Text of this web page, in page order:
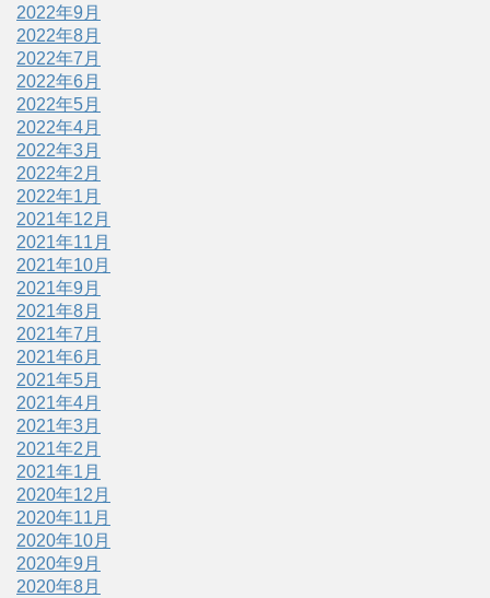
2022年9月
2022年8月
2022年7月
2022年6月
2022年5月
2022年4月
2022年3月
2022年2月
2022年1月
2021年12月
2021年11月
2021年10月
2021年9月
2021年8月
2021年7月
2021年6月
2021年5月
2021年4月
2021年3月
2021年2月
2021年1月
2020年12月
2020年11月
2020年10月
2020年9月
2020年8月